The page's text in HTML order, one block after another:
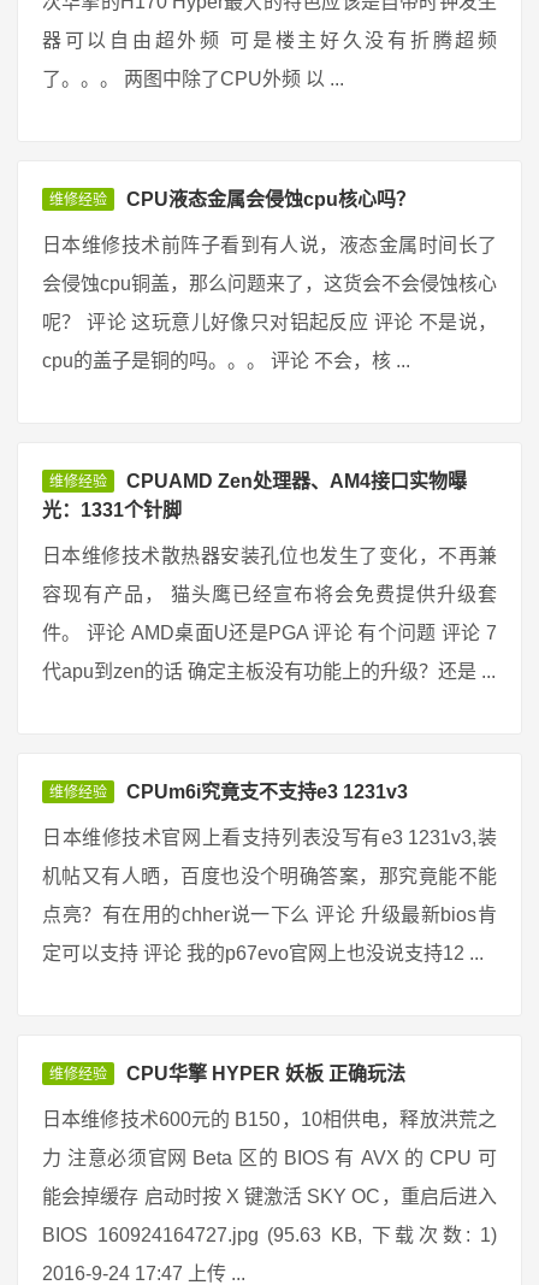
器可以自由超外频 可是楼主好久没有折腾超频
了。。。 两图中除了CPU外频 以 ...
维修经验 CPU液态金属会侵蚀cpu核心吗？
日本维修技术前阵子看到有人说，液态金属时间长了
会侵蚀cpu铜盖，那么问题来了，这货会不会侵蚀核心
呢？ 评论 这玩意儿好像只对铝起反应 评论 不是说，
cpu的盖子是铜的吗。。。 评论 不会，核 ...
维修经验
CPUAMD Zen处理器、AM4接口实物曝
光：1331个针脚
日本维修技术散热器安装孔位也发生了变化，不再兼
容现有产品， 猫头鹰已经宣布将会免费提供升级套
件。 评论 AMD桌面U还是PGA 评论 有个问题 评论 7
代apu到zen的话 确定主板没有功能上的升级？还是 ...
维修经验 CPUm6i究竟支不支持e3 1231v3
日本维修技术官网上看支持列表没写有e3 1231v3,装
机帖又有人晒，百度也没个明确答案，那究竟能不能
点亮？有在用的chher说一下么 评论 升级最新bios肯
定可以支持 评论 我的p67evo官网上也没说支持12 ...
维修经验 CPU华擎 HYPER 妖板 正确玩法
日本维修技术600元的 B150，10相供电，释放洪荒之
力 注意必须官网 Beta 区的 BIOS 有 AVX 的 CPU 可
能会掉缓存 启动时按 X 键激活 SKY OC，重启后进入
BIOS 160924164727.jpg (95.63 KB, 下载次数: 1)
2016-9-24 17:47 上传 ...